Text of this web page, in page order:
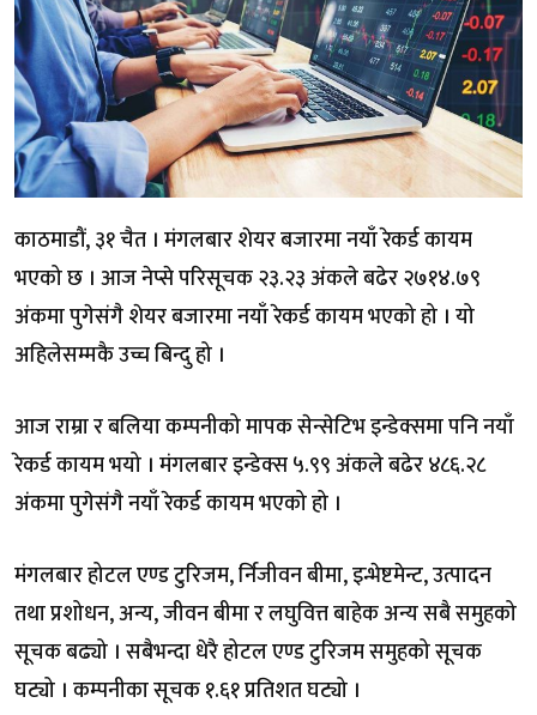
काठमाडौं, ३१ चैत । मंगलबार शेयर बजारमा नयाँ रेकर्ड कायम
भएको छ । आज नेप्से परिसूचक २३.२३ अंकले बढेर २७१४.७९
अंकमा पुगेसंगै शेयर बजारमा नयाँ रेकर्ड कायम भएको हो । यो
अहिलेसम्मकै उच्च बिन्दु हो ।
आज राम्रा र बलिया कम्पनीको मापक सेन्सेटिभ इन्डेक्समा पनि नयाँ
रेकर्ड कायम भयो । मंगलबार इन्डेक्स ५.९९ अंकले बढेर ४८६.२८
अंकमा पुगेसंगै नयाँ रेकर्ड कायम भएको हो ।
मंगलबार होटल एण्ड टुरिजम, र्निजीवन बीमा, इन्भेष्टमेन्ट, उत्पादन
तथा प्रशोधन, अन्य, जीवन बीमा र लघुवित्त बाहेक अन्य सबै समुहको
सूचक बढ्यो । सबैभन्दा धेरै होटल एण्ड टुरिजम समुहको सूचक
घट्यो । कम्पनीका सूचक १.६१ प्रतिशत घट्यो ।